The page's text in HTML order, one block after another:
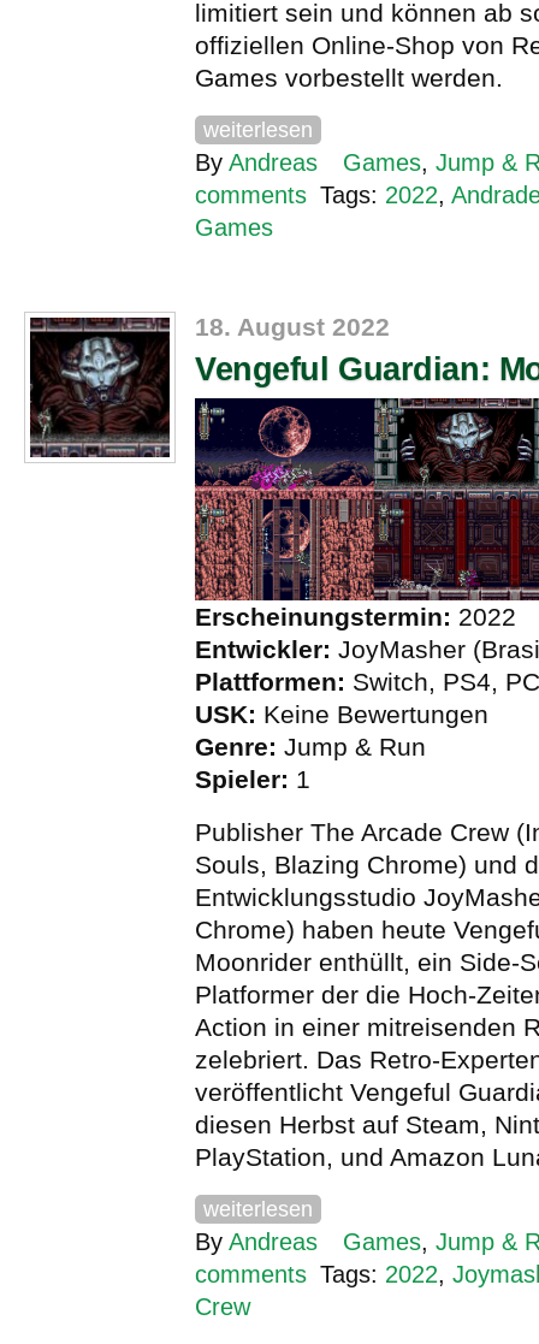
limitiert sein und können ab
offiziellen Online-Shop von
Games vorbestellt werden.
weiterlesen
By Andreas Games, Jump &
comments Tags: 2022,
Games
18. August 2022
Vengeful Guardian:
Erscheinungstermin: 2022
Entwickler: JoyMasher
Plattformen: Switch, PS4, PC
USK: Keine Bewertungen
Genre: Jump & Run
Spieler: 1
Publisher The Arcade Crew
Souls, Blazing Chrome) und
Entwicklungsstudio
Chrome) haben heute
Moonrider enthüllt, ein Side-
Platformer der die Hoch-
Action in einer mitreisenden
zelebriert. Das Retro-
veröffentlicht Vengeful
diesen Herbst auf Steam,
PlayStation, und Amazon
weiterlesen
By Andreas Games, Jump &
comments Tags: 2022,
Crew